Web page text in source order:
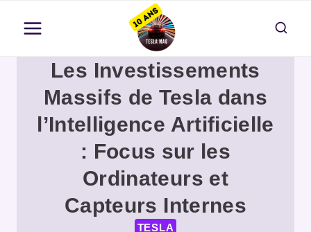
contenuLes Investissements
Massifs de Tesla dans
l’Intelligence Artificielle
: Focus sur les
Ordinateurs et
Capteurs Internes
TESLA